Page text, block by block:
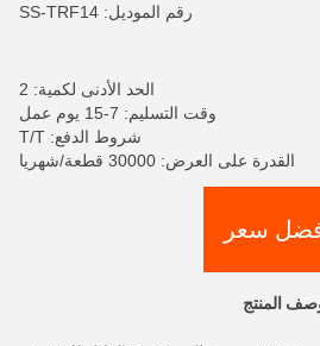
رقم الموديل: SS-TRF14
الحد الأدنى لكمية: 2
وقت التسليم: 7-15 يوم عمل
شروط الدفع: T/T
القدرة على العرض: 30000 قطعة/شهريا
سعر
المنتج